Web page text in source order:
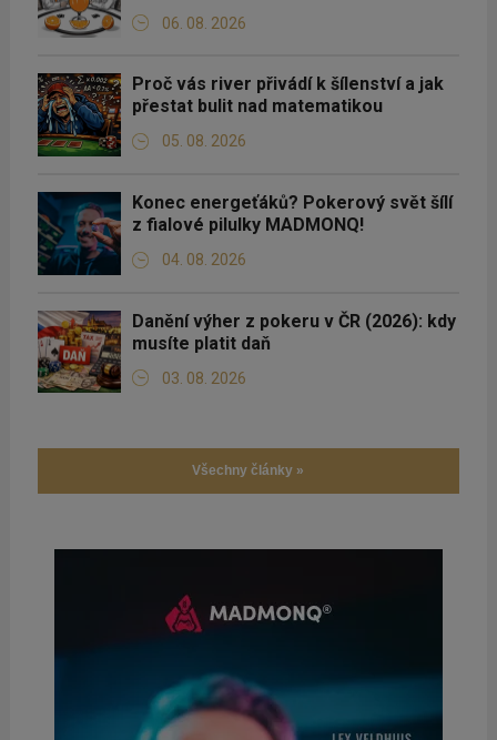
06. 08. 2026
Proč vás river přivádí k šílenství a jak
přestat bulit nad matematikou
05. 08. 2026
Konec energeťáků? Pokerový svět šílí
z fialové pilulky MADMONQ!
04. 08. 2026
Danění výher z pokeru v ČR (2026): kdy
musíte platit daň
03. 08. 2026
Všechny články »